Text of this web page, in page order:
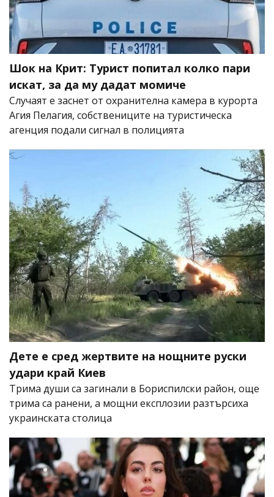
Шок на Крит: Турист попитал колко пари
искат, за да му дадат момиче
Случаят е заснет от охранителна камера в курорта
Агия Пелагия, собствениците на туристическа
агенция подали сигнал в полицията
Дете е сред жертвите на нощните руски
удари край Киев
Трима души са загинали в Бориспилски район, още
трима са ранени, а мощни експлозии разтърсиха
украинската столица